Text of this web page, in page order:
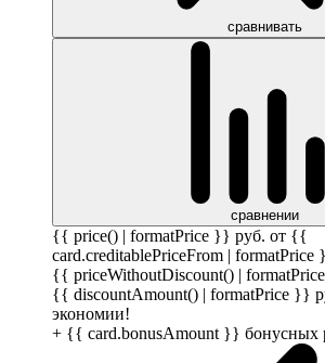
сравнивать
сравнении
{{ price() | formatPrice }} руб. от {{
card.creditablePriceFrom | formatPrice
{{ priceWithoutDiscount() |
{{ discountAmount() | formatPrice }}
экономии!
+ {{ card.bonusAmount }} бонусных